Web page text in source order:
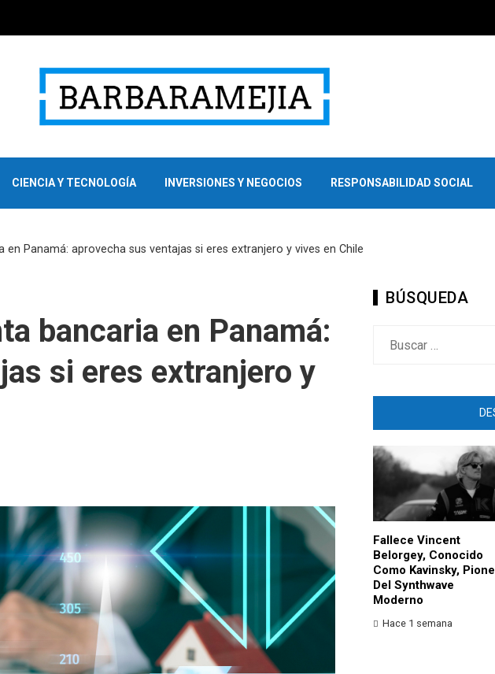
CIENCIA Y TECNOLOGÍA INVERSIONES Y NEGOCIOS RESPONSABILIDAD SOCIAL
Panamá: aprovecha sus ventajas si eres extranjero y vives en Chile
bancaria en Panamá:
si eres extranjero y
BÚSQUEDA
Fallece Vincent
Belorgey, Conocido
Como Kavinsky,
Del Synthwave
Moderno
Hace 1 semana